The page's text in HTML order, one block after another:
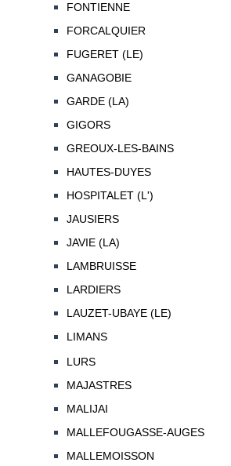
FONTIENNE
FORCALQUIER
FUGERET (LE)
GANAGOBIE
GARDE (LA)
GIGORS
GREOUX-LES-BAINS
HAUTES-DUYES
HOSPITALET (L')
JAUSIERS
JAVIE (LA)
LAMBRUISSE
LARDIERS
LAUZET-UBAYE (LE)
LIMANS
LURS
MAJASTRES
MALIJAI
MALLEFOUGASSE-AUGES
MALLEMOISSON